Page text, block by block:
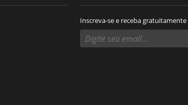
Inscreva-se e receba gratuitamente